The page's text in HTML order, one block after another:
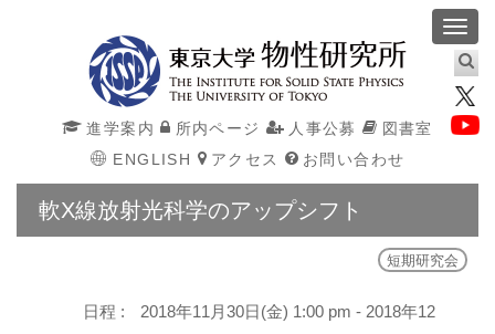
進学案内 所内ページ 人事公募
図書室
ENGLISH
アクセス お問い合わせ
軟X線放射光科学のアップシフト
短期研究会
日程 :
2018年11月30日(金) 1:00 pm - 2018年12